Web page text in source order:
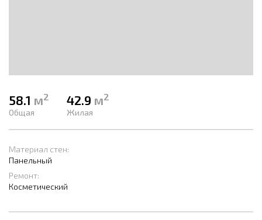
58.1 м2
Общая
42.9 м2
Жилая
Материал стен:
Панельный
Ремонт:
Косметический